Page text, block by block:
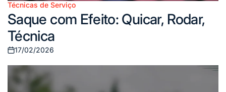
Posted
in
Técnicas de Serviço
Saque com Efeito: Quicar, Rodar,
Técnica
Posted
on
17/02/2026